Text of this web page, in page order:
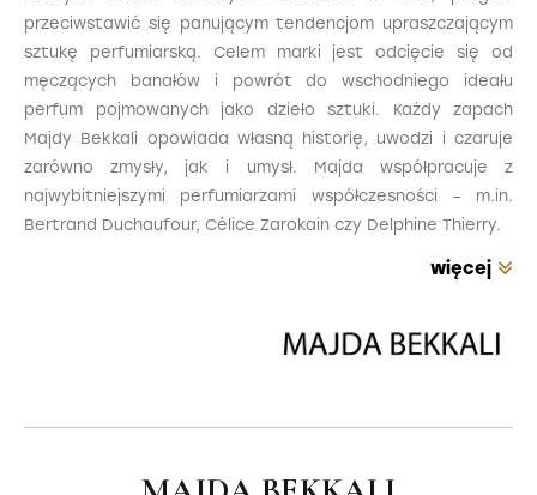
przeciwstawić się panującym tendencjom upraszczającym
sztukę perfumiarską. Celem marki jest odcięcie się od
męczących banałów i powrót do wschodniego ideału
perfum pojmowanych jako dzieło sztuki. Każdy zapach
Majdy Bekkali opowiada własną historię, uwodzi i czaruje
zarówno zmysły, jak i umysł. Majda współpracuje z
najwybitniejszymi perfumiarzami współczesności – m.in.
Bertrand Duchaufour, Célice Zarokain czy Delphine Thierry.